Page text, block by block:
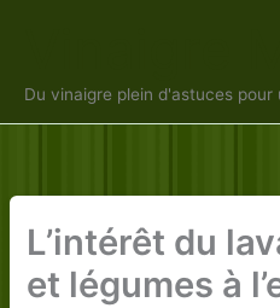
Du vinaigre plein d'astuces pour
L’intérêt du
et légumes à